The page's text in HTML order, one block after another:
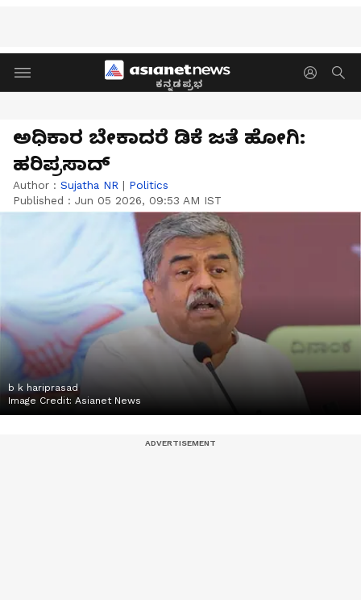
ಕನ್ನಡಪ್ರಭ
ಅಧಿಕಾರ ಬೇಕಾದರೆ ಡಿಕೆ ಜತೆ ಹೋಗಿ:
ಹರಿಪ್ರಸಾದ್
Author : Sujatha NR | Politics
Published : Jun 05 2026, 09:53 AM IST
b k hariprasad
Image Credit: Asianet News